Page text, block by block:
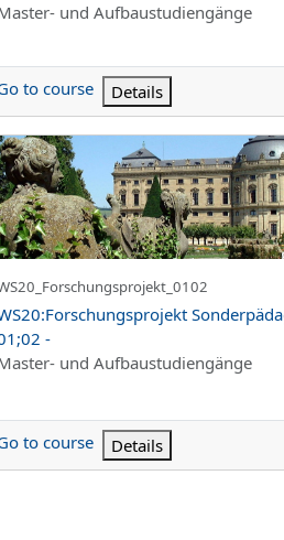
kategorisi
und Aufbaustudiengänge
to course Details
kısa adı
Adı
-
kategorisi
und Aufbaustudiengänge
to course Details